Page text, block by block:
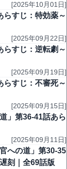
[2025年10月01日]
らすじ：特効薬～
[2025年09月22日]
らすじ：逆転劇～
[2025年09月19日]
らすじ：不審死～
[2025年09月15日]
」第36-41話あら
[2025年09月11日]
への道」第30-35
刻｜全69話版